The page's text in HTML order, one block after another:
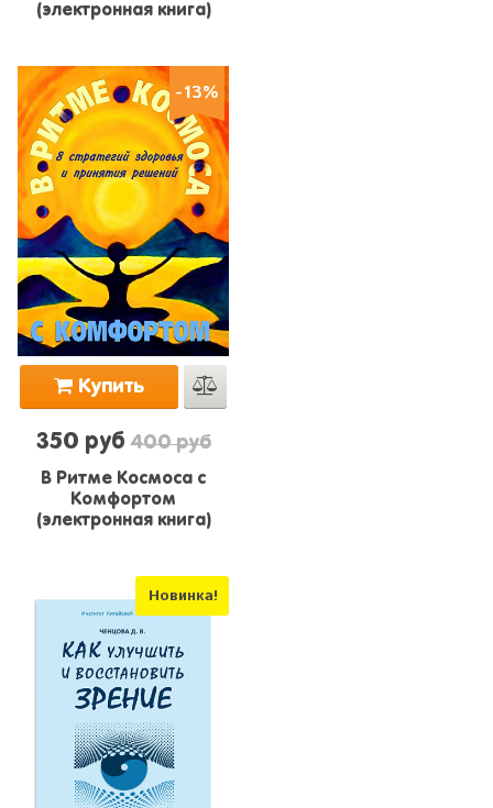
(электронная книга)
-13%
Купить
350 руб400 руб
В Ритме Космоса с
Комфортом
(электронная книга)
Новинка!